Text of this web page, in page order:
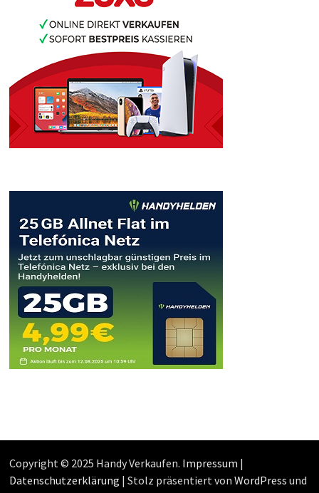
Copyright © 2025 Handy Verkaufen. Impressum |
Datenschutzerklärung | Stolz präsentiert von WordPress und